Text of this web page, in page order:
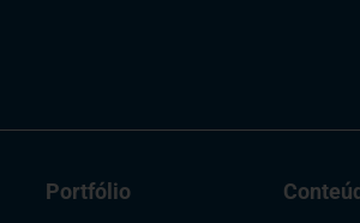
Portfólio